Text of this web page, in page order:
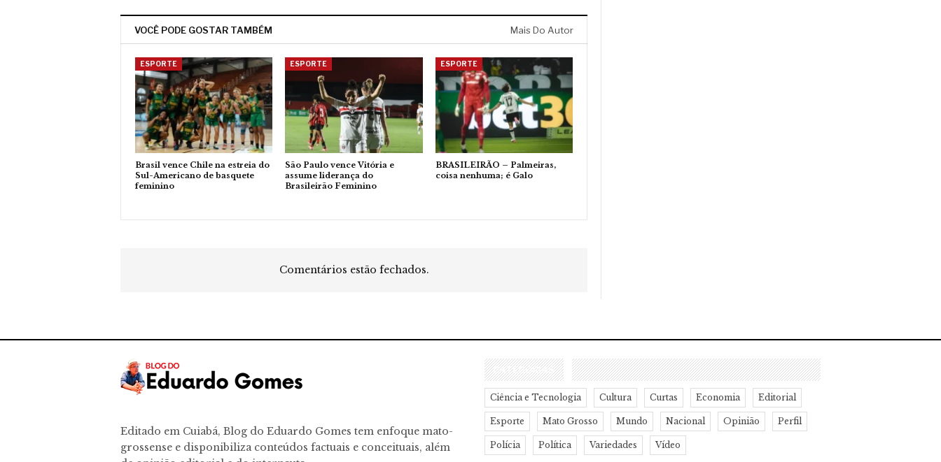
VOCÊ PODE GOSTAR TAMBÉM Mais Do Autor
ESPORTE
Brasil vence Chile na estreia do
Sul-Americano de basquete
feminino
ESPORTE
São Paulo vence Vitória e
assume liderança do
Brasileirão Feminino
ESPORTE
BRASILEIRÃO – Palmeiras,
coisa nenhuma; é Galo
Comentários estão fechados.
Editado em Cuiabá, Blog do Eduardo Gomes tem enfoque mato-
grossense e disponibiliza conteúdos factuais e conceituais, além
CATEGORIAS
Ciência e Tecnologia Cultura Curtas Economia Editorial
Esporte Mato Grosso Mundo Nacional Opinião Perfil
Polícia Política Variedades Vídeo